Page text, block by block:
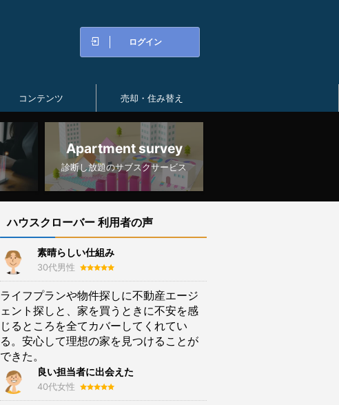
ログイン
コンテンツ 売却・住み替え
Apartment survey
診断し放題のサブスクサービス
ハウスクローバー 利用者の声
素晴らしい仕組み
30代男性
ライフプランや物件探しに不動産エージ
ェント探しと、家を買うときに不安を感
じるところを全てカバーしてくれてい
る。安心して理想の家を見つけることが
できた。
良い担当者に出会えた
40代女性